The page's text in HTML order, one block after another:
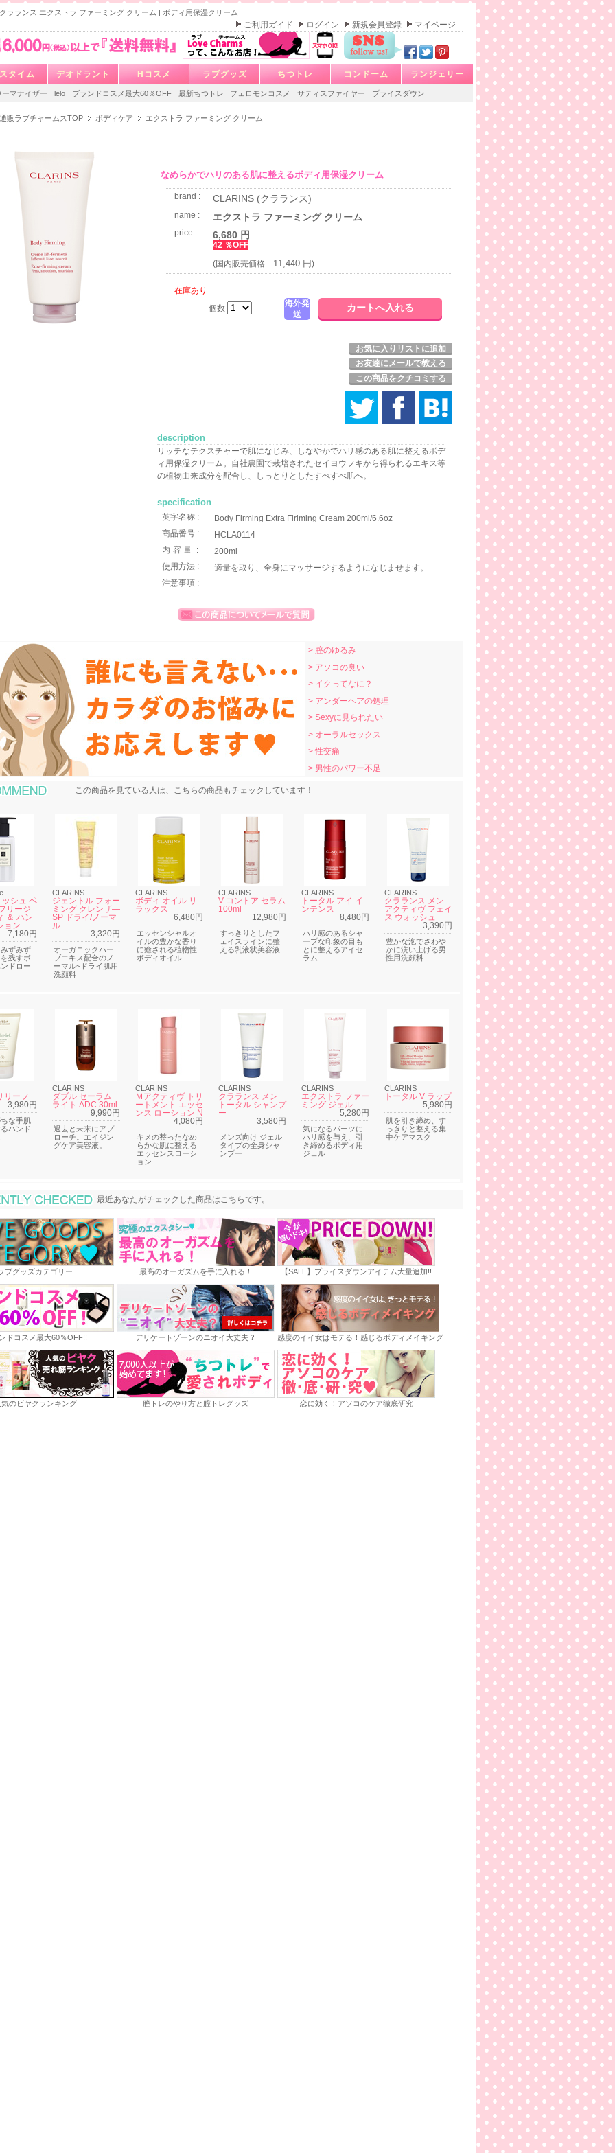
ラランス エクストラ ファーミング クリーム | ボディ用保湿クリーム
ご利用ガイド ログイン 新規会員登録 マイページ
タイム デオドラント Hコスメ ラブグッズ ちつトレ コンドーム ランジェリー
ーマナイザー lelo ブランドコスメ最大60％OFF 最新ちつトレ フェロモンコスメ サティスファイヤー プライスダウン
販ラブチャームスTOP ボディケア エクストラ ファーミング クリーム
なめらかでハリのある肌に整えるボディ用保湿クリーム
brand : CLARINS (クラランス)
name : エクストラ ファーミング クリーム
price : 6,680 円
42 ％OFF
(国内販売価格11,440 円)
在庫あり
個数
海外発
送
お気に入りリストに追加
お友達にメールで教える
この商品をクチコミする
description
リッチなテクスチャーで肌になじみ、しなやかでハリ感のある肌に整えるボデ
ィ用保湿クリーム。自社農園で栽培されたセイヨウフキから得られるエキス等
の植物由来成分を配合し、しっとりとしたすべすべ肌へ。
specification
英字名称 :
Body Firming Extra Firiming Cream 200ml/6.6oz
商品番号 :
HCLA0114
内容量 :
200ml
使用方法 :
適量を取り、全身にマッサージするようになじませます。
注意事項 :
> 膣のゆるみ
> アソコの臭い
> イクってなに？
> アンダーヘアの処理
> Sexyに見られたい
> オーラルセックス
> 性交痛
> 男性のパワー不足
おすすめ商品
この商品を見ている人は、こちらの商品もチェックしています！
シュ ペ
リージ
＆ ハン
ョン
7,180円
ずみず
残すボ
ドロー
CLARINS
ジェントル フォー
ミング クレンザ―
SP ドライ/ノーマ
ル
3,320円
オーガニックハー
ブエキス配合のノ
ーマル~ドライ肌用
洗顔料
CLARINS
ボディ オイル リ
ラックス
6,480円
エッセンシャルオ
イルの豊かな香り
に癒される植物性
ボディオイル
CLARINS
V コントア セラム
100ml
12,980円
すっきりとしたフ
ェイスラインに整
える乳液状美容液
CLARINS
トータル アイ イ
ンテンス
8,480円
ハリ感のあるシャ
ープな印象の目も
とに整えるアイセ
ラム
CLARINS
クラランス メン
アクティヴ フェイ
ス ウォッシュ
3,390円
豊かな泡でさわや
かに洗い上げる男
性用洗顔料
リーフ
3,980円
な手肌
ハンド
CLARINS
ダブル セーラム
ライト ADC 30ml
9,990円
過去と未来にアプ
ローチ。エイジン
グケア美容液。
CLARINS
Ｍアクティヴ トリ
ートメント エッセ
ンス ローション N
4,080円
キメの整ったなめ
らかな肌に整える
エッセンスローシ
ョン
CLARINS
クラランス メン
トータル シャンプ
ー
3,580円
メンズ向け ジェル
タイプの全身シャ
ンプー
CLARINS
エクストラ ファー
ミング ジェル
5,280円
気になるパーツに
ハリ感を与え、引
き締めるボディ用
ジェル
CLARINS
トータル V ラップ
5,980円
肌を引き締め、す
っきりと整える集
中ケアマスク
最近あなたがチェックした商品
最近あなたがチェックした商品はこちらです。
ブグッズカテゴリー 最高のオーガズムを手に入れる！ 【SALE】プライスダウンアイテム大量追加!!
ドコスメ最大60％OFF!! デリケートゾーンのニオイ大丈夫？ 感度のイイ女はモテる！感じるボディメイキング
のビヤクランキング 膣トレのやり方と膣トレグッズ 恋に効く！アソコのケア徹底研究